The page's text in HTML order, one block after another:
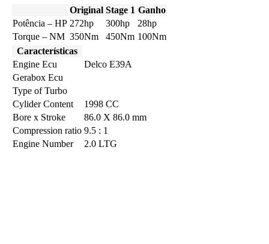
Original Stage 1 Ganho
Potência – HP 272hp 300hp
28hp
Torque – NM 350Nm 450Nm 100Nm
Características
Engine Ecu
Delco E39A
Gerabox Ecu
Type of Turbo
Cylider Content
1998 CC
Bore x Stroke
86.0 X 86.0 mm
Compression ratio 9.5 : 1
Engine Number
2.0 LTG